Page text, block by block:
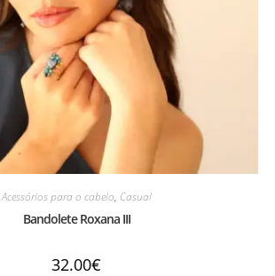
Acessórios para o cabelo, Casual
Bandolete Roxana III
32.00€